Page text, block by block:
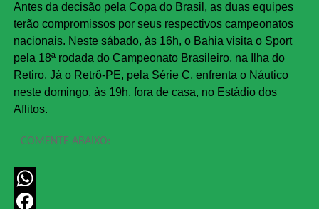
Antes da decisão pela Copa do Brasil, as duas equipes
terão compromissos por seus respectivos campeonatos
nacionais. Neste sábado, às 16h, o Bahia visita o Sport
pela 18ª rodada do Campeonato Brasileiro, na Ilha do
Retiro. Já o Retrô-PE, pela Série C, enfrenta o Náutico
neste domingo, às 19h, fora de casa, no Estádio dos
Aflitos.
COMENTE ABAIXO:
WhatsApp